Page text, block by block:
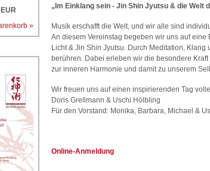
EUR
»
„Im Einklang sein - Jin Shin Jyutsu & die Welt
Musik erschafft die Welt, und wir alle sind
An diesem Vereinstag begeben wir uns auf
Licht & Jin Shin Jyutsu. Durch Meditation,
berühren. Dabei erleben wir die besondere
zur inneren Harmonie und damit zu unserem
Wir freuen uns auf einen inspirierenden Tag
Doris Grellmann & Uschi Hölbling
Für den Vorstand: Monika, Barbara, Michael &
Online-Anmeldung